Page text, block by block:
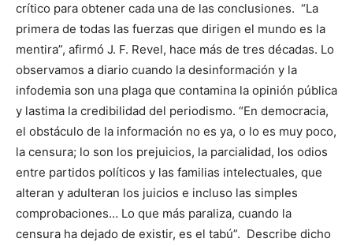
crítico para obtener cada una de las conclusiones. “La
primera de todas las fuerzas que dirigen el mundo es la
mentira”, afirmó J. F. Revel, hace más de tres décadas. Lo
observamos a diario cuando la desinformación y la
infodemia son una plaga que contamina la opinión pública
y lastima la credibilidad del periodismo. “En democracia,
el obstáculo de la información no es ya, o lo es muy poco,
la censura; lo son los prejuicios, la parcialidad, los odios
entre partidos políticos y las familias intelectuales, que
alteran y adulteran los juicios e incluso las simples
comprobaciones… Lo que más paraliza, cuando la
censura ha dejado de existir, es el tabú”. Describe dicho